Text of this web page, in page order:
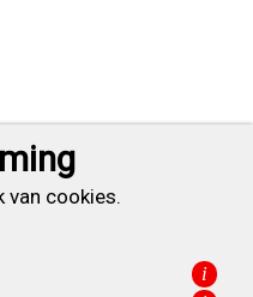
van cookies.
i